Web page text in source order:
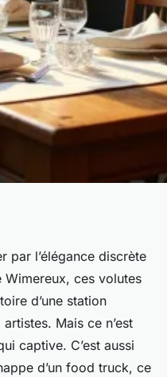
modèles
lecture
par l’élégance discrète
Wimereux, ces volutes
d’une station
Mais ce n’est
captive. C’est aussi
d’un food truck, ce